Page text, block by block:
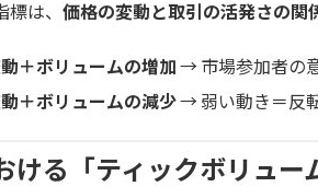
は、 価格の変動と取引の活発さの関
＋ボリュームの増加 → 市場参加者の
＋ボリュームの減少→ 弱い動き＝反
ける「ティックボリュー